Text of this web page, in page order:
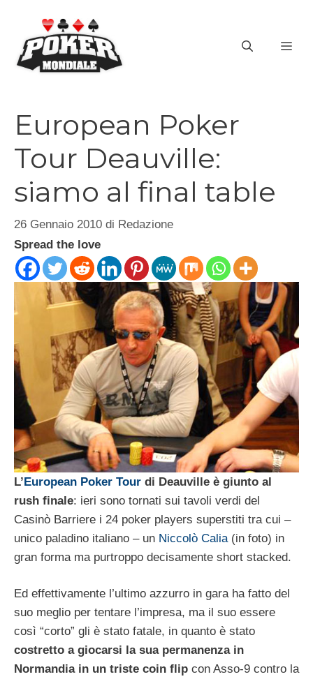
contenuto
European Poker
Tour Deauville:
siamo al final table
26 Gennaio 2010 di Redazione
Spread the love
L’European Poker Tour di Deauville è giunto al
rush finale: ieri sono tornati sui tavoli verdi del
Casinò Barriere i 24 poker players superstiti tra cui –
unico paladino italiano – un Niccolò Calia(in foto) in
gran forma ma purtroppo decisamente short stacked.
Ed effettivamente l’ultimo azzurro in gara ha fatto del
suo meglio per tentare l’impresa, ma il suo essere
così “corto” gli è stato fatale, in quanto è stato
costretto a giocarsi la sua permanenza in
Normandia in un triste coin flip con Asso-9 contro la